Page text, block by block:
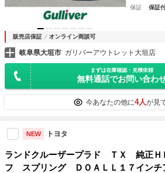
保証
保証
販売店保証 オンライン商談可
岐阜県大垣市 ガリバーアウトレット大垣店
まずは在庫確認・見積依頼
無料通話でお問い合わ
今あなたの他に4人が見
NEW トヨタ
ランドクルーザープラド ＴＸ 純正
フ スプリング ＤＯＡＬＬ１７イン